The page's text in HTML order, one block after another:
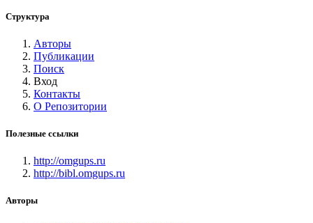
Структура
Авторы
Публикации
Поиск
Вход
Контакты
О Репозитории
Полезные ссылки
http://omgups.ru
http://bibl.omgups.ru
Авторы